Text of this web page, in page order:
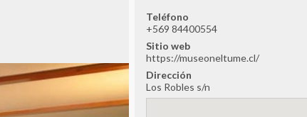
Teléfono
+569 84400554
Sitio web
https://museoneltume.cl/
Dirección
Los Robles s/n